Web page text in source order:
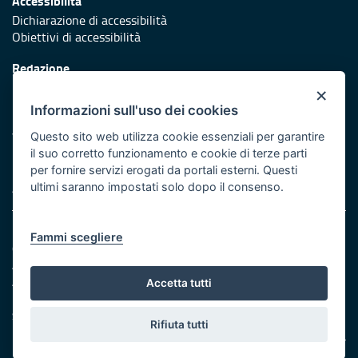
Dichiarazione di accessibilità
Obiettivi di accessibilità
Redazione
Protezione civile
Vai al sito di Protezione Civile Puglia
Iniziativa finanziata con risorse del POR Puglia 2014/2020 -
Asse XI
Note legali
Cookie e privacy
Amministrazione trasparente
Atti di notifica
Feed RSS
Servizi intranet
×
Informazioni sull'uso dei cookies
Questo sito web utilizza cookie essenziali per garantire
il suo corretto funzionamento e cookie di terze parti
per fornire servizi erogati da portali esterni. Questi
ultimi saranno impostati solo dopo il consenso.
Fammi scegliere
Accetta tutti
Rifiuta tutti